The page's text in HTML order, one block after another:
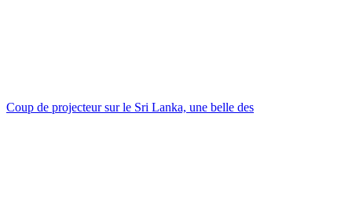
Coup de projecteur sur le Sri Lanka, une belle des